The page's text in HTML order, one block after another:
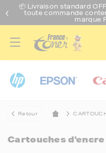
📦 Livraison standard O
toute commande
marque
Retour
Cartouches d'encre